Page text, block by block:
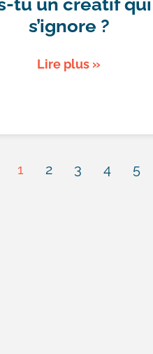
s’ignore ?
Lire plus »
1 2 3 4 5